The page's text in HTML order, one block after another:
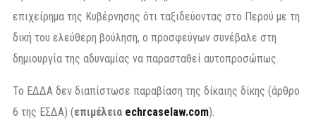
επιχείρημα της Κυβέρνησης ότι ταξιδεύοντας στο Περού με τη
δική του ελεύθερη βούληση, ο προσφεύγων συνέβαλε στη
δημιουργία της αδυναμίας να παρασταθεί αυτοπροσώπως.
Το ΕΔΔΑ δεν διαπίστωσε παραβίαση της δίκαιης δίκης (άρθρο
6 της ΕΣΔΑ) (επιμέλεια echrcaselaw.com).